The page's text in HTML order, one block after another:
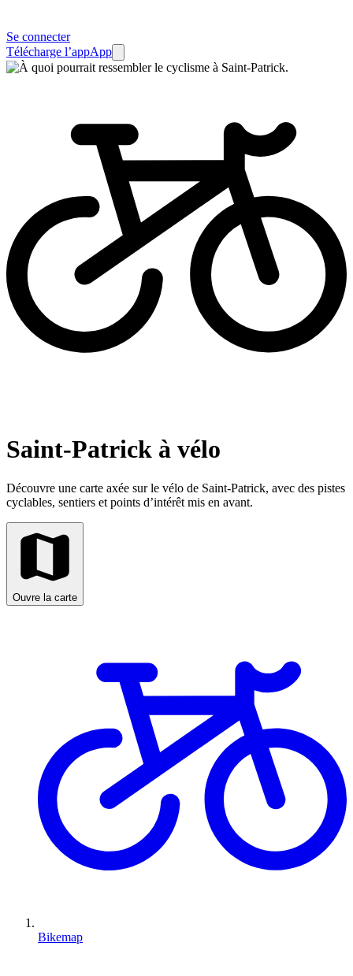
Se connecter
Télécharge l’appApp
Saint-Patrick à vélo
Découvre une carte axée sur le vélo de Saint-Patrick, avec des pistes
cyclables, sentiers et points d’intérêt mis en avant.
Ouvre la carte
Bikemap